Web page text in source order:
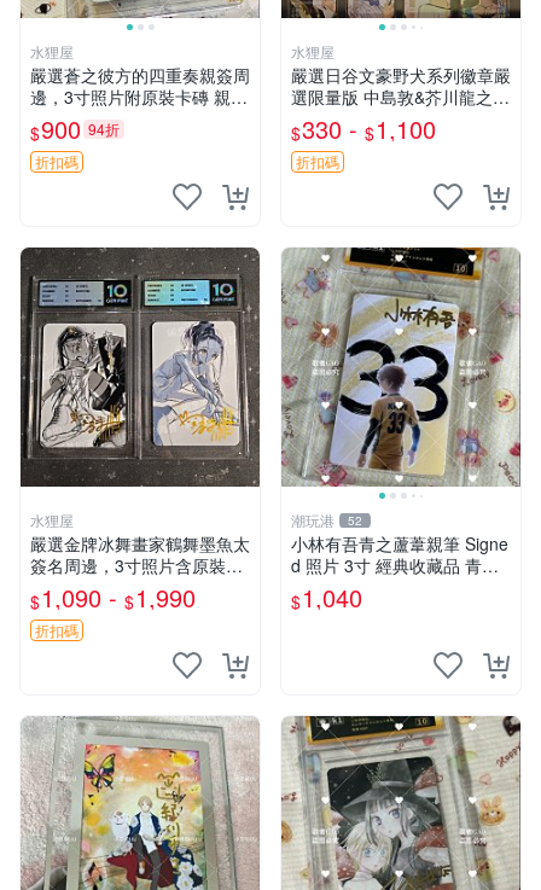
水狸屋
嚴選蒼之彼方的四重奏親簽周
邊，3寸照片附原裝卡磚 親簽
照 收藏級 影印品 杜蕾斯相紙
質地 限量版 Aokana Four Rh
ythm 藍光紀念照 簽名
$900 94折
折扣碼
水狸屋
嚴選日谷文豪野犬系列徽章嚴
選限量版 中島敦&芥川龍之介
&太宰治&中原中也&國木田獨
步&江戶川亂步&谷崎潤一郎&
宮澤賢治官方正品 標芥川中
$330 - $1,100
折扣碼
水狸屋
嚴選金牌冰舞畫家鶴舞墨魚太
簽名周邊，3寸照片含原裝卡
磚。收藏自用，面簽確保證
實。 冰舞 簽名 周邊
$1,090 - $1,990
折扣碼
潮玩港 52
小林有吾青之蘆葦親筆 Signe
d 照片 3寸 經典收藏品 青之
蘆葦限量版 周邊 相框裝裱 青
之蘆葦 簽名照 小林有吾
$1,040